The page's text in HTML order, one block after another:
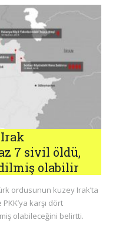
Irak
7 sivil öldü,
olabilir
ordusunun kuzey Irak’ta
karşı dört
olabileceğini belirtti.